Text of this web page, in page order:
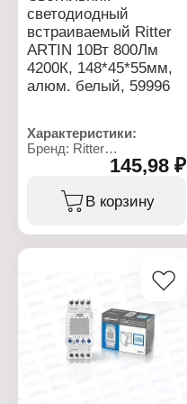
светодиодный
встраиваемый Ritter
ARTIN 10Вт 800Лм
4200К, 148*45*55мм,
алюм. белый, 59996
Характеристики:
Бренд: Ritter
Артикул: 59996 8
Тип товара: Светильник
Вид: светодиодный
Тип монтажа:
Световой поток: 800 Лм
Световая температура:
Габаритный размер:
148х45х55 мм
Форма: прямоугольный
Материал корпуса:
145,98 ₽
В корзину